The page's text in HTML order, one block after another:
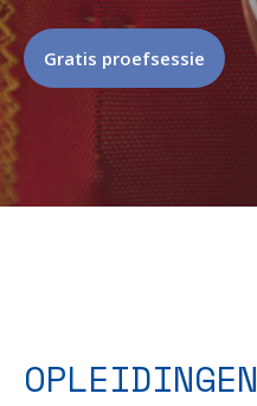
Gratis proefsessie
OPLEIDINGEN